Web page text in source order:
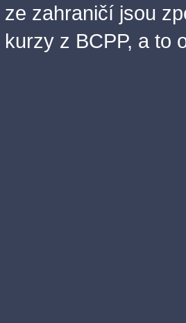
ze zahraničí jsou
kurzy z BCPP, a to